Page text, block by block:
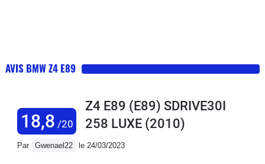
AVIS BMW Z4 E89
18,8 /20
Z4 E89 (E89) SDRIVE30I
258 LUXE (2010)
Par Gwenael22 le 24/03/2023